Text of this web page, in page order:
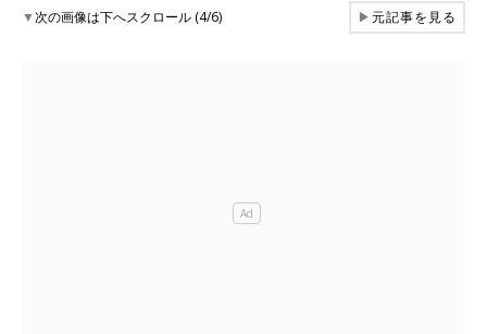
▼次の画像は下へスクロール (4/6) ▶元記事を見る